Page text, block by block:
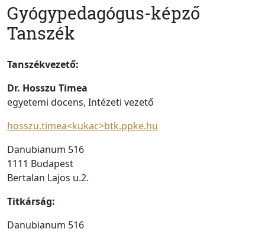
Gyógypedagógus-képző
Tanszék
Tanszékvezető:
Dr. Hosszu Timea
egyetemi docens, Intézeti vezető
hosszu.timea<kukac>btk.ppke.hu
Danubianum 516
1111 Budapest
Bertalan Lajos u.2.
Titkárság:
Danubianum 516